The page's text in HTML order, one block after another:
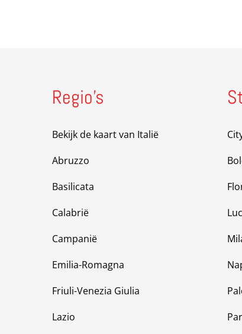
Regio’s
Bekijk de kaart van Italië
Abruzzo
Basilicata
Calabrië
Campanië
Emilia-Romagna
Friuli-Venezia Giulia
Lazio